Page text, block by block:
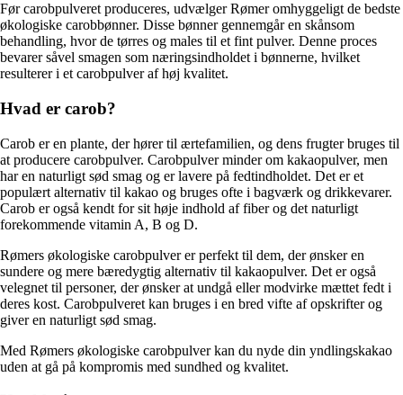
Før carobpulveret produceres, udvælger Rømer omhyggeligt de bedste
økologiske carobbønner. Disse bønner gennemgår en skånsom
behandling, hvor de tørres og males til et fint pulver. Denne proces
bevarer såvel smagen som næringsindholdet i bønnerne, hvilket
resulterer i et carobpulver af høj kvalitet.
Hvad er carob?
Carob er en plante, der hører til ærtefamilien, og dens frugter bruges til
at producere carobpulver. Carobpulver minder om kakaopulver, men
har en naturligt sød smag og er lavere på fedtindholdet. Det er et
populært alternativ til kakao og bruges ofte i bagværk og drikkevarer.
Carob er også kendt for sit høje indhold af fiber og det naturligt
forekommende vitamin A, B og D.
Rømers økologiske carobpulver er perfekt til dem, der ønsker en
sundere og mere bæredygtig alternativ til kakaopulver. Det er også
velegnet til personer, der ønsker at undgå eller modvirke mættet fedt i
deres kost. Carobpulveret kan bruges i en bred vifte af opskrifter og
giver en naturligt sød smag.
Med Rømers økologiske carobpulver kan du nyde din yndlingskakao
uden at gå på kompromis med sundhed og kvalitet.